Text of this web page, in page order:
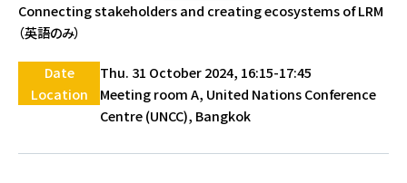
Connecting stakeholders and creating ecosystems of LRM
（英語のみ）
Date
Thu. 31 October 2024, 16:15-17:45
Location
Meeting room A, United Nations Conference
Centre (UNCC), Bangkok